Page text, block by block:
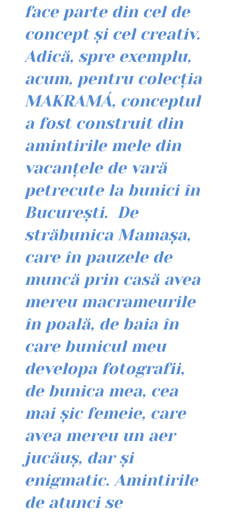
face parte din cel de
concept și cel creativ.
Adică, spre exemplu,
acum, pentru colecția
MAKRAMÁ, conceptul
a fost construit din
amintirile mele din
vacanțele de vară
petrecute la bunici în
București. De
străbunica Mamașa,
care în pauzele de
muncă prin casă avea
mereu macrameurile
în poală, de baia în
care bunicul meu
developa fotografii,
de bunica mea, cea
mai șic femeie, care
avea mereu un aer
jucăuș, dar și
enigmatic. Amintirile
de atunci se